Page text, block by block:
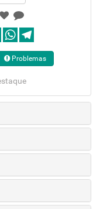
Problemas